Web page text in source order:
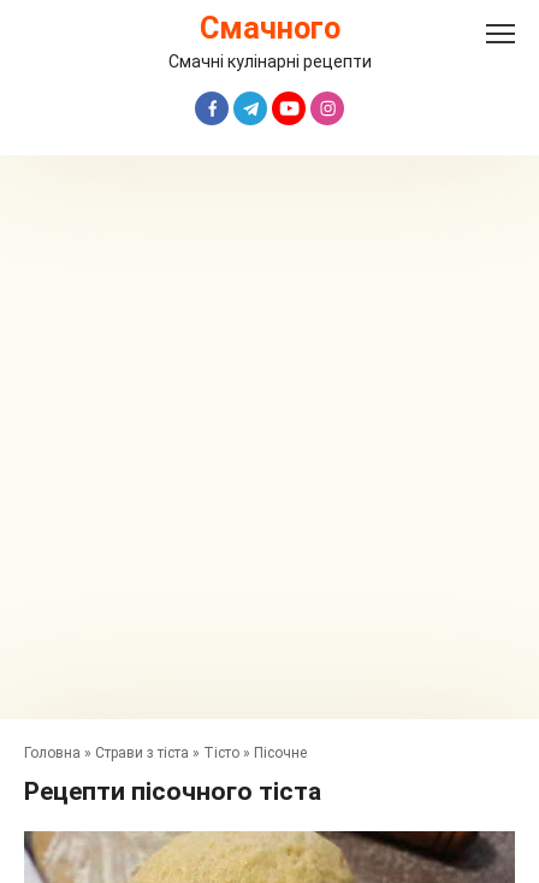
Смачного
Смачні кулінарні рецепти
Головна » Страви з тіста » Тісто » Пісочне
Рецепти пісочного тіста